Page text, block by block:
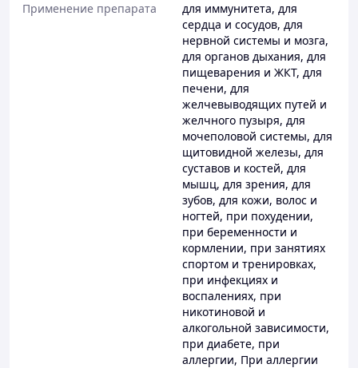
Применение препарата
для иммунитета, для
сердца и сосудов, для
нервной системы и мозга,
для органов дыхания, для
пищеварения и ЖКТ, для
печени, для
желчевыводящих путей и
желчного пузыря, для
мочеполовой системы, для
щитовидной железы, для
суставов и костей, для
мышц, для зрения, для
зубов, для кожи, волос и
ногтей, при похудении,
при беременности и
кормлении, при занятиях
спортом и тренировках,
при инфекциях и
воспалениях, при
никотиновой и
алкогольной зависимости,
при диабете, при
аллергии, При аллергии